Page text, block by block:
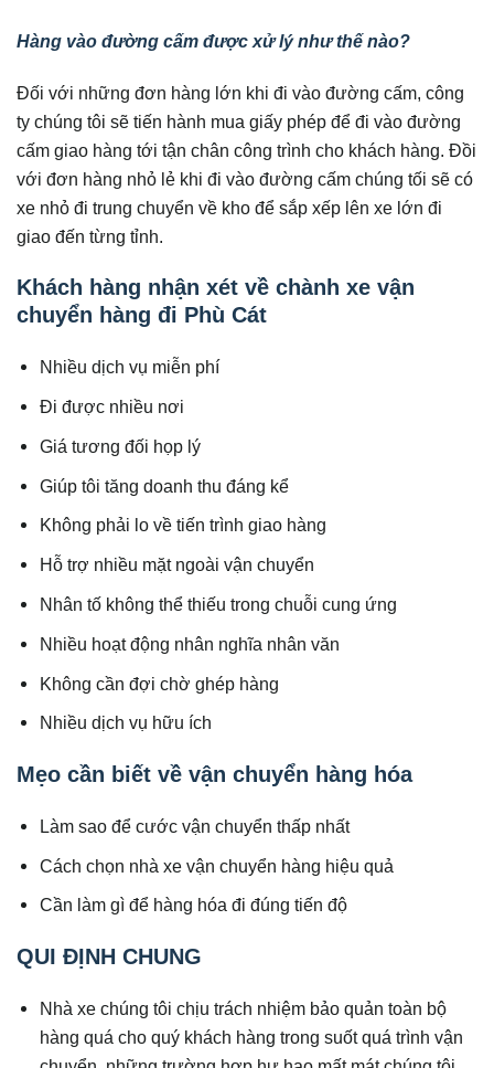
Hàng vào đường cấm được xử lý như thế nào?
Đối với những đơn hàng lớn khi đi vào đường cấm, công
ty chúng tôi sẽ tiến hành mua giấy phép để đi vào đường
cấm giao hàng tới tận chân công trình cho khách hàng. Đồi
với đơn hàng nhỏ lẻ khi đi vào đường cấm chúng tối sẽ có
xe nhỏ đi trung chuyển về kho để sắp xếp lên xe lớn đi
giao đến từng tỉnh.
Khách hàng nhận xét về chành xe vận
chuyển hàng đi Phù Cát
Nhiều dịch vụ miễn phí
Đi được nhiều nơi
Giá tương đối họp lý
Giúp tôi tăng doanh thu đáng kể
Không phải lo về tiến trình giao hàng
Hỗ trợ nhiều mặt ngoài vận chuyển
Nhân tố không thể thiếu trong chuỗi cung ứng
Nhiều hoạt động nhân nghĩa nhân văn
Không cần đợi chờ ghép hàng
Nhiều dịch vụ hữu ích
Mẹo cần biết về vận chuyển hàng hóa
Làm sao để cước vận chuyển thấp nhất
Cách chọn nhà xe vận chuyển hàng hiệu quả
Cần làm gì để hàng hóa đi đúng tiến độ
QUI ĐỊNH CHUNG
Nhà xe chúng tôi chịu trách nhiệm bảo quản toàn bộ
hàng quá cho quý khách hàng trong suốt quá trình vận